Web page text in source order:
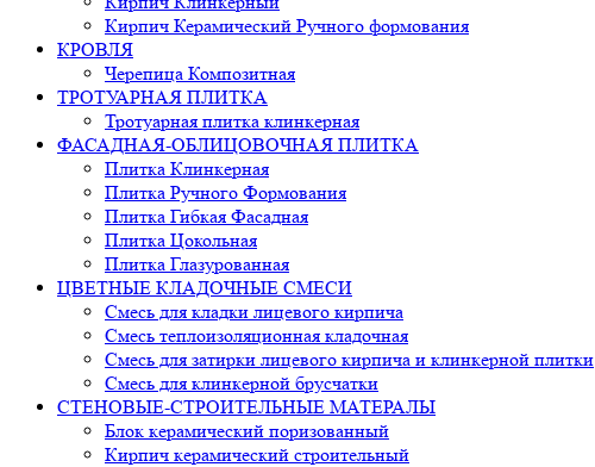
Кирпич Керамический Ручного формования
КРОВЛЯ
Черепица Композитная
ТРОТУАРНАЯ ПЛИТКА
Тротуарная плитка клинкерная
ФАСАДНАЯ-ОБЛИЦОВОЧНАЯ ПЛИТКА
Плитка Клинкерная
Плитка Ручного Формования
Плитка Гибкая Фасадная
Плитка Цокольная
Плитка Глазурованная
ЦВЕТНЫЕ КЛАДОЧНЫЕ СМЕСИ
Смесь для кладки лицевого кирпича
Смесь теплоизоляционная кладочная
Смесь для затирки лицевого кирпича и клинкерной плитки
Смесь для клинкерной брусчатки
СТЕНОВЫЕ-СТРОИТЕЛЬНЫЕ МАТЕРАЛЫ
Блок керамический поризованный
Кирпич керамический строительный